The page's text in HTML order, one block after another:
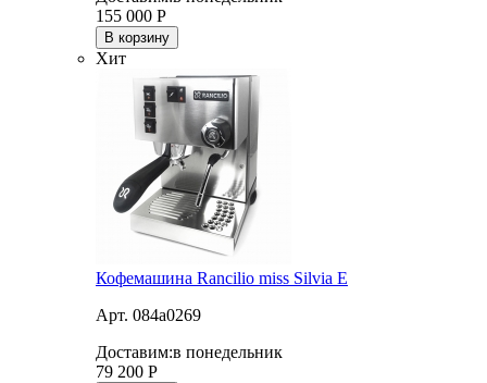
155 000 Р
В корзину
Хит
Кофемашина Rancilio miss Silvia E
Арт. 084a0269
Доставим:в понедельник
79 200 Р